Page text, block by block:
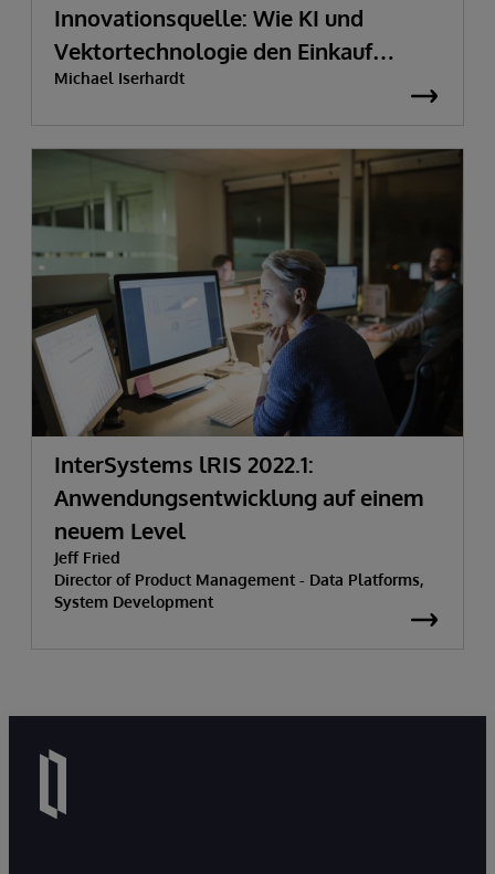
Innovationsquelle: Wie KI und
Vektortechnologie den Einkauf
transformieren
Michael Iserhardt
InterSystems lRIS 2022.1:
Anwendungsentwicklung auf einem
neuem Level
Jeff Fried
Director of Product Management - Data Platforms,
System Development